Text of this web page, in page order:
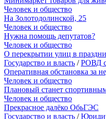
Человек и общество
На Золотодолинской, 25
Человек и общество
Нужна помощь депутатов?
Человек и общество
О перекрытии улиц в
Государство и власть /РОВД
Оперативная обстановка за
Человек и общество
Плановый станет
Человек и общество
Прекрасное далёко ОбьГЭС
Государство и власть /